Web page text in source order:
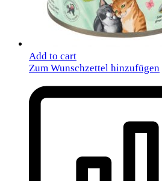
Add to cart
Zum Wunschzettel hinzufügen